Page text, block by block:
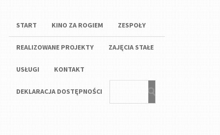
START KINO ZA ROGIEM ZESPOŁY
REALIZOWANE PROJEKTY ZAJĘCIA STAŁE
USŁUGI KONTAKT
DEKLARACJA DOSTĘPNOŚCI